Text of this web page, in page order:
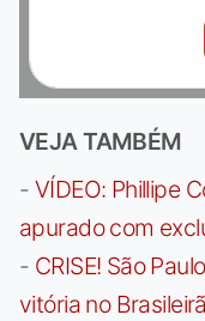
VEJA TAMBÉM
- VÍDEO: Phillipe
apurado com
- CRISE! São
vitória no